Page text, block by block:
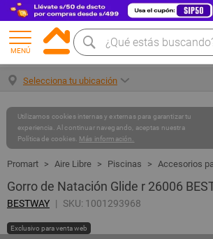
MENÚ
Selecciona tu ubicación
Utilizamos cookies internas y externas para garantizar tu
experiencia. Al continuar navegando, aceptas nuestra
Política de cookies. Más información.
Aire Libre Piscinas Accesorios
Gorro de Natación Glide r 26006
BESTWAY SKU: 1001293968
Exclusivo para venta web